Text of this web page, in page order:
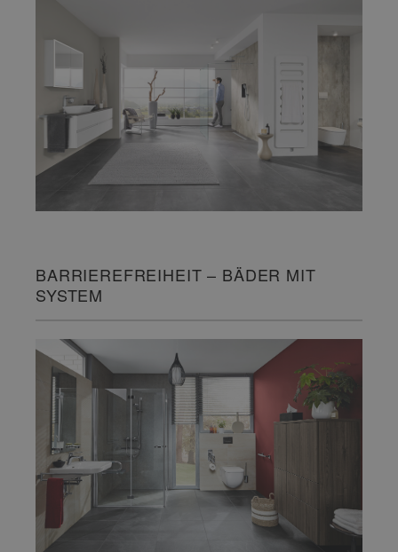
BARRIEREFREIHEIT – BÄDER MIT
SYSTEM